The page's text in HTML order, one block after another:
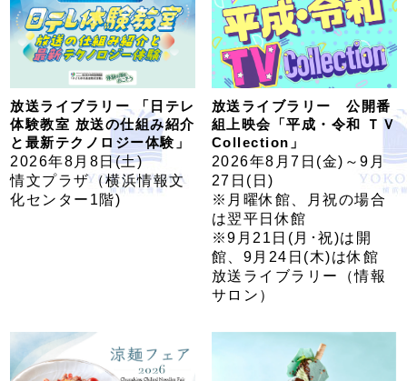
放送ライブラリー 「日テレ
体験教室 放送の仕組み紹介
と最新テクノロジー体験」
2026年8月8日(土)
情文プラザ（横浜情報文
化センター1階)
放送ライブラリー 公開番
組上映会「平成・令和 ＴＶ
Collection」
2026年8月7日(金)～9月
27日(日)
※月曜休館、月祝の場合
は翌平日休館
※9月21日(月･祝)は開
館、9月24日(木)は休館
放送ライブラリー（情報
サロン）